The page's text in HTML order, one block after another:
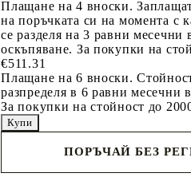
Плащане на 4 вноски.
на поръчката си на момента с
се разделя на 3 равни месечни
оскъпяване. За покупки на
€511.31
Плащане на 6 вноски.
разпределя в 6 равни месечни
За покупки на стойност до
ПОРЪЧАЙ БЕЗ